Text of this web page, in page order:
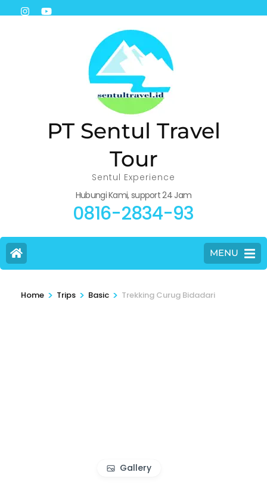
PT Sentul Travel
Tour
Sentul Experience
Hubungi Kami, support 24 Jam
0816-2834-93
MENU
Home > Trips > Basic > Trekking Curug Bidadari
Gallery